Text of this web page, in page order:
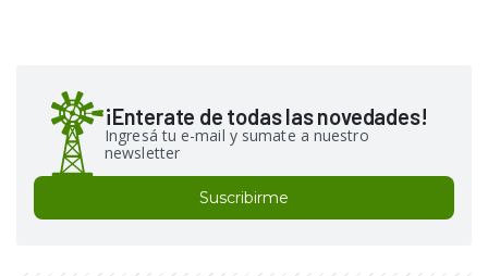
¡Enterate de todas las novedades!
Ingresá tu e-mail y sumate a nuestro
newsletter
Suscribirme